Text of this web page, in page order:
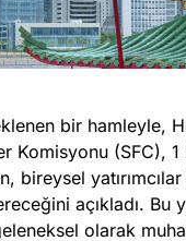
bir hamleyle,
Komisyonu (SFC),
bireysel
açıkladı. Bu
olarak